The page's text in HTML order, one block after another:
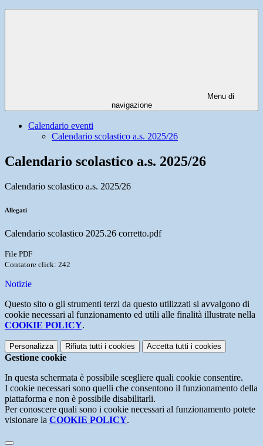
Menu di
navigazione
Calendario eventi
Calendario scolastico a.s. 2025/26
Calendario scolastico a.s. 2025/26
Calendario scolastico a.s. 2025/26
Allegati
Calendario scolastico 2025.26 corretto.pdf
File PDF
Contatore click: 242
Notizie
Questo sito o gli strumenti terzi da questo utilizzati si avvalgono di
cookie necessari al funzionamento ed utili alle finalità illustrate nella
COOKIE POLICY.
Personalizza Rifiuta tutti i cookies Accetta tutti i cookies
Gestione cookie
In questa schermata è possibile scegliere quali cookie consentire.
I cookie necessari sono quelli che consentono il funzionamento della
piattaforma e non è possibile disabilitarli.
Per conoscere quali sono i cookie necessari al funzionamento potete
visionare la COOKIE POLICY.